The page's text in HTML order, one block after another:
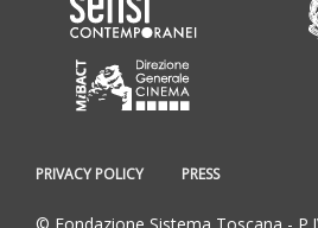
PRIVACY POLICY PRESS
© Fondazione Sistema Toscana -